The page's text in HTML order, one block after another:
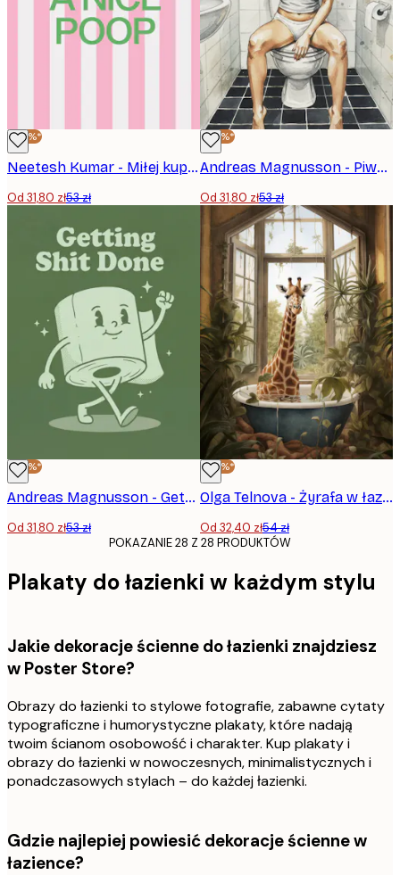
-40%*
Neetesh Kumar - Miłej kupy Plakat
Od 31,80 zł53 zł
-40%*
Andreas Magnusson - Piwna przerwa w łazience Plakat
Od 31,80 zł53 zł
-40%*
Andreas Magnusson - Getting Things Done Roll Plakat
Od 31,80 zł53 zł
-40%*
Olga Telnova - Żyrafa w łazience Plakat
Od 32,40 zł54 zł
POKAZANIE 28 Z 28 PRODUKTÓW
Plakaty do łazienki w każdym stylu
Jakie dekoracje ścienne do łazienki znajdziesz
w Poster Store?
Obrazy do łazienki to stylowe fotografie, zabawne cytaty
typograficzne i humorystyczne plakaty, które nadają
twoim ścianom osobowość i charakter. Kup plakaty i
obrazy do łazienki w nowoczesnych, minimalistycznych i
ponadczasowych stylach – do każdej łazienki.
Gdzie najlepiej powiesić dekoracje ścienne w
łazience?